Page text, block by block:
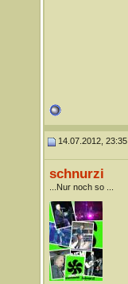
14.07.2012, 23:35
schnurzi
...Nur noch so ...